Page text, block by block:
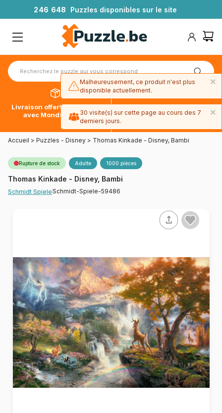
246 648 Puzzles disponibles sur le site
Livraison offerte dès 39€*
avec Mondial Relay
Paiement en 4x sans frais
avec Paypal
Accueil > Puzzles - Disney > Thomas Kinkade - Disney, Bambi
Rupture de stock Adulte 1000 pièces
Thomas Kinkade - Disney, Bambi
Schmidt SpieleSchmidt-Spiele-59486
×
Malheureusement, ce produit n'est plus
disponible actuellement.
×
30 visite(s) sur cette page au cours des 7
derniers jours.